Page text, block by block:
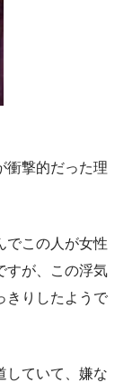
衝撃的だった理
でこの人が女性
すが、この浮気
きりしたようで
していて、嫌な